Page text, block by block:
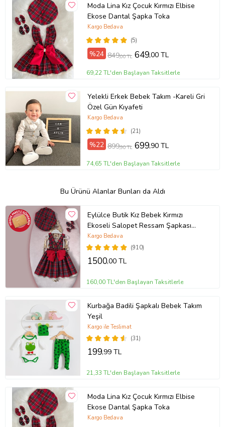
Moda Lina Kız Çocuk Kırmızı Elbise
Ekose Dantal Şapka Toka
(5)
Kargo Bedava
%24 849,00 TL 649,00 TL
69,22 TL'den Başlayan Taksitlerle
Yelekli Erkek Bebek Takım -Kareli Gri
Özel Gün Kıyafeti
(21)
Kargo Bedava
%22 899,90 TL 699,90 TL
74,65 TL'den Başlayan Taksitlerle
Bu Ürünü Alanlar Bunları da Aldı
Eylülce Butik Kız Bebek Kırmızı
Ekoseli Salopet Ressam Şapkası
Fiyonk Toka Takım
(910)
Kargo Bedava
1500,00 TL
160,00 TL'den Başlayan Taksitlerle
Kurbağa Badili Şapkalı Bebek Takım
Yeşil
(31)
Kargo ile Teslimat
199,99 TL
21,33 TL'den Başlayan Taksitlerle
Moda Lina Kız Çocuk Kırmızı Elbise
Ekose Dantal Şapka Toka
Kargo Bedava